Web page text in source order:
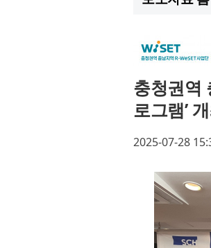
충청권역
로그램’
2025-07-28